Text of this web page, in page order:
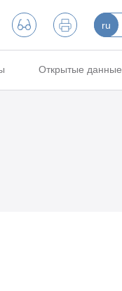
ru
Открытые данные